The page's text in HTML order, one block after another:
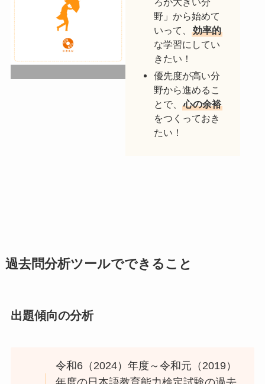
野」から始めて
いって、効率的
な学習にしてい
きたい！
優先度が高い分
野から進めるこ
とで、心の余裕
をつくっておき
たい！
過去問分析ツールでできること
出題傾向の分析
令和6（2024）年度～令和元（2019）